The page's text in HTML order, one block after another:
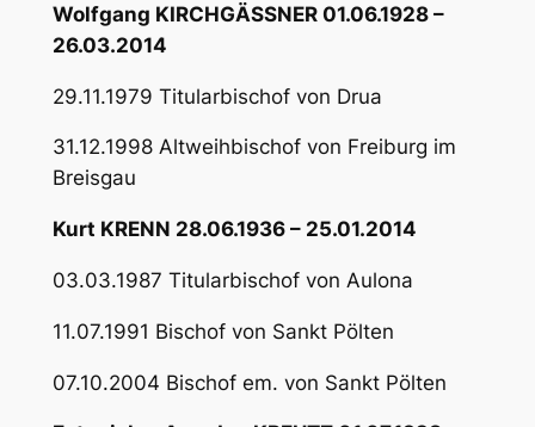
Wolfgang KIRCHGÄSSNER 01.06.1928 –
26.03.2014
29.11.1979 Titularbischof von Drua
31.12.1998 Altweihbischof von Freiburg im
Breisgau
Kurt KRENN 28.06.1936 – 25.01.2014
03.03.1987 Titularbischof von Aulona
11.07.1991 Bischof von Sankt Pölten
07.10.2004 Bischof em. von Sankt Pölten